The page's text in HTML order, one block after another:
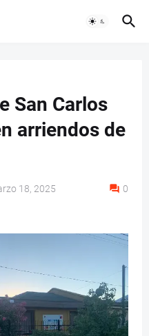
San Carlos
arriendos de
18, 2025 0